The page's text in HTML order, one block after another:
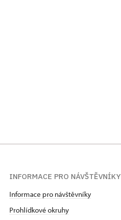
INFORMACE PRO NÁVŠTĚVNÍKY
Informace pro návštěvníky
Prohlídkové okruhy